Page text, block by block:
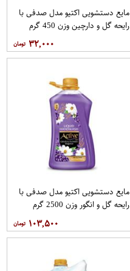
مایع دستشویی اکتیو مدل صدفی با
رایحه گل و دارچین وزن 450 گرم
۳۲,۰۰۰
مایع دستشویی اکتیو مدل صدفی با
رایحه گل و انگور وزن 2500 گرم
۱۰۳,۵۰۰